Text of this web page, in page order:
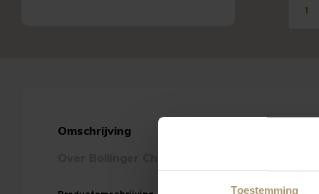
Toestemming
Omschrijving